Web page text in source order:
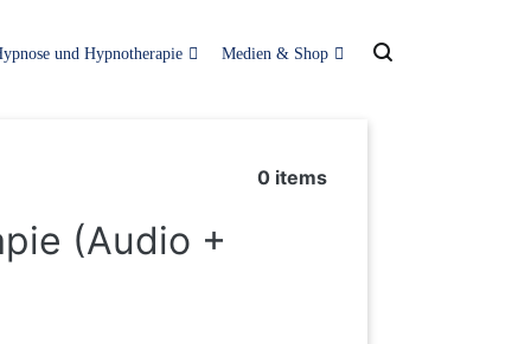
und Hypnotherapie Medien & Shop
0items
(Audio +